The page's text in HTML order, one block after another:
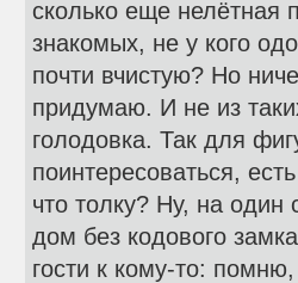
сколько еще нелётная
знакомых, не у кого
почти вчистую? Но
придумаю. И не из
голодовка. Так для
поинтересоваться,
что толку? Ну, на
дом без кодового
гости к кому-то: